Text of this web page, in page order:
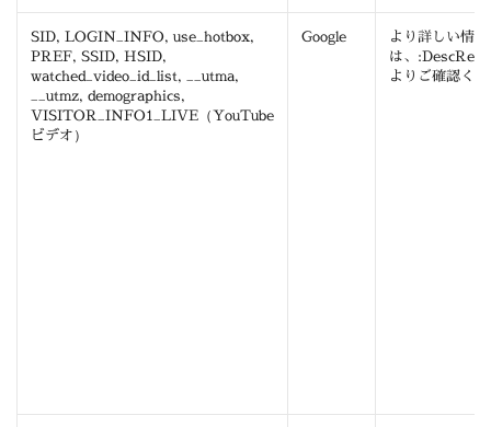
SID, LOGIN_INFO, use_hotbox,
PREF, SSID, HSID,
watched_video_id_list, __utma,
__utmz, demographics,
VISITOR_INFO1_LIVE（YouTube
ビデオ）
Google
より詳しい情
は、
よりご確認く